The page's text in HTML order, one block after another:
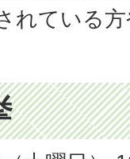
れている